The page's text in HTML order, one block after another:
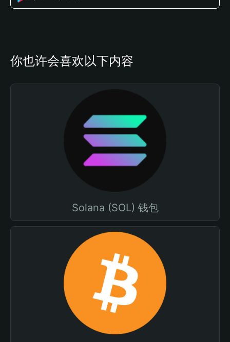
你也许会喜欢以下内容
Solana (SOL) 钱包